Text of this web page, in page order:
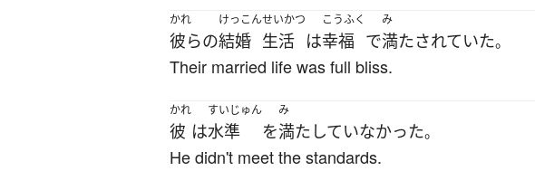
かれ
彼らの
けっこん
結婚
せいかつ
生活 は
こうふく
幸福 で
み
満たされていた。
Their married life was full bliss.
かれ
彼 は
すいじゅん
水準 を
み
満たしていなかった。
He didn't meet the standards.